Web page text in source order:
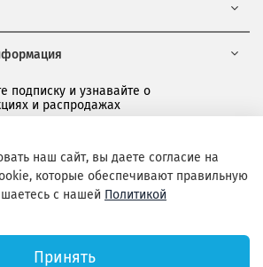
подписку и узнавайте о
и распродажах
Подписаться
наш сайт, вы даете согласие на
которые обеспечивают правильную
с нашей Политикой
Принять